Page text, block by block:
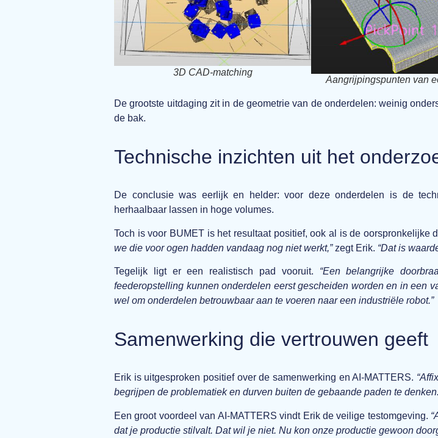
3D CAD-matching
Aangrijpingspunten van
De grootste uitdaging zit in de geometrie van de onderdelen: weinig
de bak.
Technische inzichten uit het
De conclusie was eerlijk en helder: voor deze onderdelen is de
herhaalbaar lassen in hoge volumes.
Toch is voor BUMET is het resultaat positief, ook al is de oorspronkelijke
we die voor ogen hadden vandaag nog niet werkt,”zegt Erik. “Dat is
Tegelijk ligt er een realistisch pad vooruit. “Een belangrijke
feederopstelling kunnen onderdelen eerst gescheiden worden en in een
wel om onderdelen betrouwbaar aan te voeren naar een industriële robot.”
Samenwerking die vertrouwen geeft
Erik is uitgesproken positief over de samenwerking en AI-MATTERS.
begrijpen de problematiek en durven buiten de gebaande paden te
Een groot voordeel van AI-MATTERS vindt Erik de veilige testomgeving.
dat je productie stilvalt. Dat wil je niet. Nu kon onze productie gewoon